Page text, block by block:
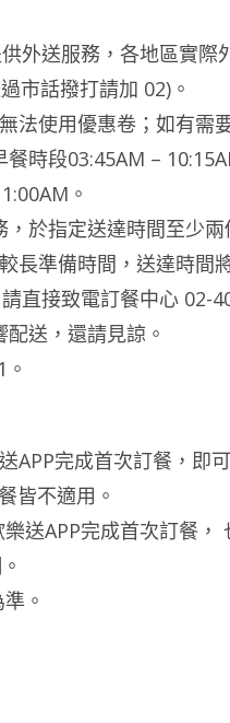
外送服務，各地區實際
市話撥打請加 02)。
法使用優惠卷；如有需
時段03:45AM –
。
於指定送達時間至少兩
長準備時間，送達時間
直接致電訂餐中心 02-
送，還請見諒。
APP完成首次訂餐，即
皆不適用。
送APP完成首次訂餐，
。